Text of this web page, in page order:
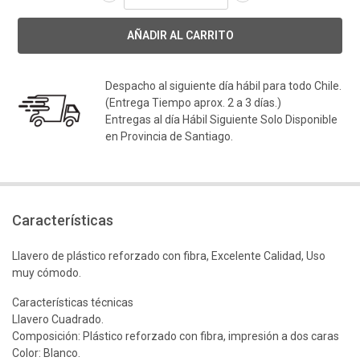
Despacho al siguiente día hábil para todo Chile.
(Entrega Tiempo aprox. 2 a 3 días.)
Entregas al día Hábil Siguiente Solo Disponible
en Provincia de Santiago.
Características
Llavero de plástico reforzado con fibra, Excelente Calidad, Uso
muy cómodo.
Características técnicas
Llavero Cuadrado.
Composición: Plástico reforzado con fibra, impresión a dos caras
Color: Blanco.